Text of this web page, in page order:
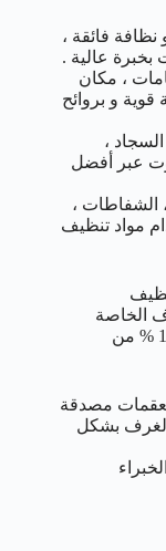
فائقة ،
بخبرة عالية .
، مكان
قوية و بروائح
،
عبر أفضل
الشفاطات ،
مواد تنظيف
الخاصة
بالمرضى باستخدام مواد تنظيف تقضي على 100 % من
معقمات مصدقة
الغرف بشكل